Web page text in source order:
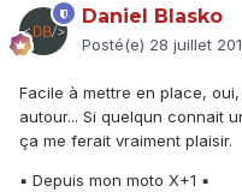
Daniel Blasko
Posté(e) 28 juillet
Facile à mettre en place,
autour... Si quelqun connait
ça me ferait vraiment plaisir.
▪ Depuis mon moto X+1 ▪